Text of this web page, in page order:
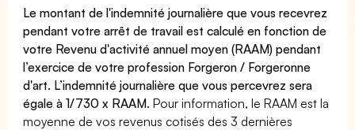
Le montant de l'indemnité journalière que vous recevrez
pendant votre arrêt de travail est calculé en fonction de
votre Revenu d'activité annuel moyen (RAAM) pendant
l’exercice de votre profession Forgeron / Forgeronne
d'art. L’indemnité journalière que vous percevrez sera
égale à 1/730 x RAAM. Pour information, le RAAM est la
moyenne de vos revenus cotisés des 3 dernières